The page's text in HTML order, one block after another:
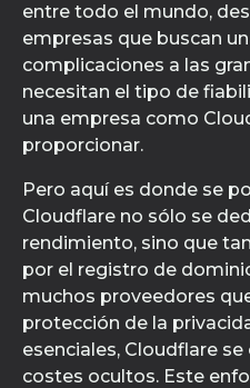
entre todo el mundo,
empresas que buscan
complicaciones a las
necesitan el tipo de
una empresa como
proporcionar.
Pero aquí es donde se
Cloudflare no sólo se
rendimiento, sino que
por el registro de
muchos proveedores
protección de la
esenciales, Cloudflare se
costes ocultos. Este